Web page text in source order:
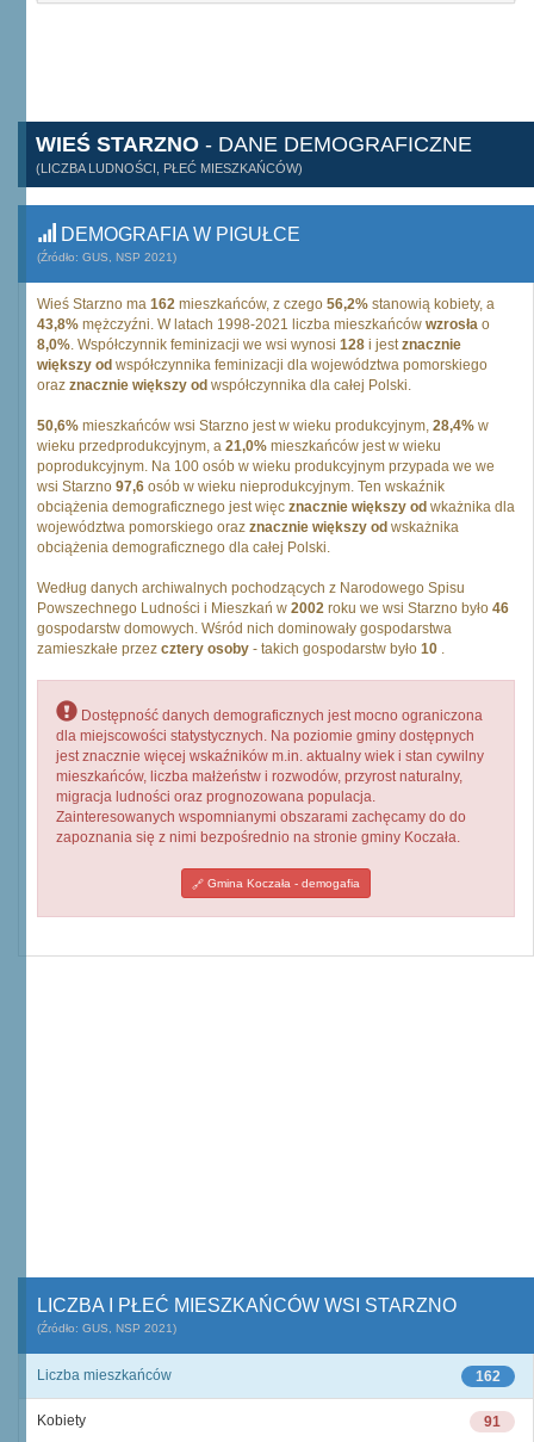
WIEŚ STARZNO - DANE DEMOGRAFICZNE
(LICZBA LUDNOŚCI, PŁEĆ MIESZKAŃCÓW)
DEMOGRAFIA W PIGUŁCE
(Źródło: GUS, NSP 2021)
Wieś Starzno ma 162 mieszkańców, z czego 56,2% stanowią kobiety, a
43,8% mężczyźni. W latach 1998-2021 liczba mieszkańców wzrosła o
8,0%. Współczynnik feminizacji we wsi wynosi 128 i jestznacznie
większy od współczynnika feminizacji dla województwa pomorskiego
oraz znacznie większy od współczynnika dla całej Polski.
50,6% mieszkańców wsi Starzno jest w wieku produkcyjnym, 28,4% w
wieku przedprodukcyjnym, a 21,0% mieszkańców jest w wieku
poprodukcyjnym. Na 100 osób w wieku produkcyjnym przypada we we
wsi Starzno 97,6 osób w wieku nieprodukcyjnym. Ten wskaźnik
obciążenia demograficznego jest więc znacznie większy od wkażnika dla
województwa pomorskiego oraz znacznie większy od wskażnika
obciążenia demograficznego dla całej Polski.
Według danych archiwalnych pochodzących z Narodowego Spisu
Powszechnego Ludności i Mieszkań w 2002 roku we wsi Starzno było 46
gospodarstw domowych. Wśród nich dominowały gospodarstwa
zamieszkałe przez cztery osoby - takich gospodarstw było 10 .
Dostępność danych demograficznych jest mocno ograniczona
dla miejscowości statystycznych. Na poziomie gminy dostępnych
jest znacznie więcej wskaźników m.in. aktualny wiek i stan cywilny
mieszkańców, liczba małżeństw i rozwodów, przyrost naturalny,
migracja ludności oraz prognozowana populacja.
Zainteresowanych wspomnianymi obszarami zachęcamy do do
zapoznania się z nimi bezpośrednio na stronie gminy Koczała.
Gmina Koczała - demogafia
LICZBA I PŁEĆ MIESZKAŃCÓW WSI STARZNO
(Źródło: GUS, NSP 2021)
162
Liczba mieszkańców
91
Kobiety